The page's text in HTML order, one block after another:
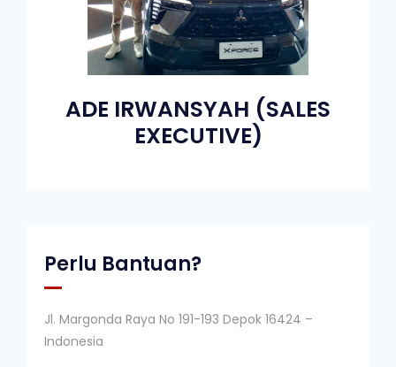
ADE IRWANSYAH (SALES
EXECUTIVE)
Perlu Bantuan?
Jl. Margonda Raya No 191-193 Depok 16424 –
Indonesia